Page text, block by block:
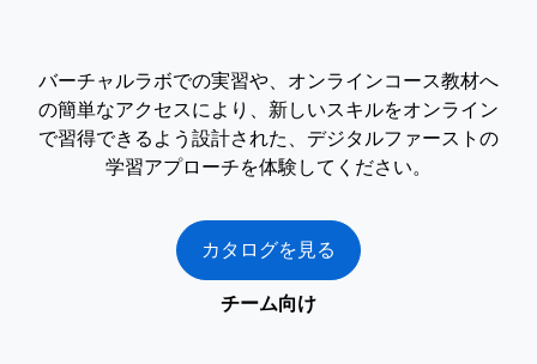
バーチャルラボでの実習や、オンラインコース教材へ
の簡単なアクセスにより、新しいスキルをオンライン
で習得できるよう設計された、デジタルファーストの
学習アプローチを体験してください。
カタログを見る
チーム向け